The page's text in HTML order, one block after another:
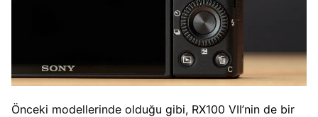
Önceki modellerinde olduğu gibi, RX100 VII’nin de bir